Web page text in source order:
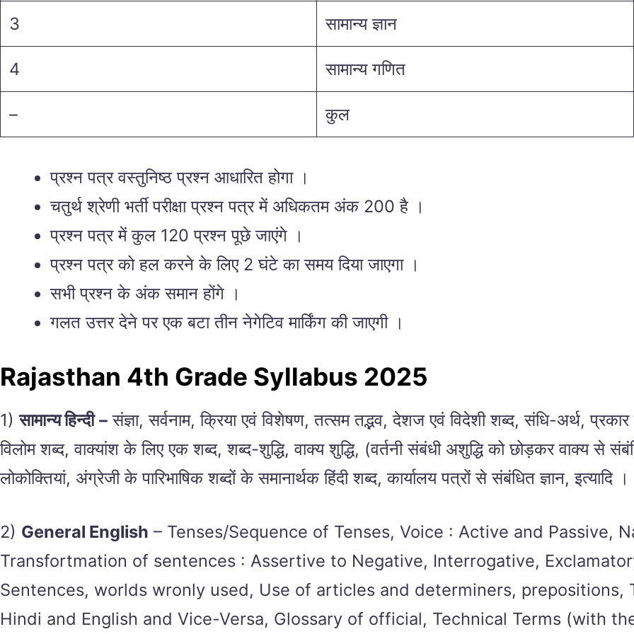
3 सामान्य ज्ञान
4 सामान्य गणित
– कुल
प्रश्न पत्र वस्तुनिष्ठ प्रश्न आधारित होगा ।
चतुर्थ श्रेणी भर्ती परीक्षा प्रश्न पत्र में अधिकतम अंक 200 है ।
प्रश्न पत्र में कुल 120 प्रश्न पूछे जाएंगे ।
प्रश्न पत्र को हल करने के लिए 2 घंटे का समय दिया जाएगा ।
सभी प्रश्न के अंक समान होंगे ।
गलत उत्तर देने पर एक बटा तीन नेगेटिव मार्किंग की जाएगी ।
Rajasthan 4th Grade Syllabus 2025
1)सामान्य हिन्दी – संज्ञा, सर्वनाम, क्रिया एवं विशेषण, तत्सम तद्भव, देशज एवं विदेशी शब्द, संधि-अर्थ, प्रकार
विलोम शब्द, वाक्यांश के लिए एक शब्द, शब्द-शुद्धि, वाक्य शुद्धि, (वर्तनी संबंधी अशुद्धि को छोड़कर वाक्य से
लोकोक्तियां, अंग्रेजी के पारिभाषिक शब्दों के समानार्थक हिंदी शब्द, कार्यालय पत्रों से संबंधित ज्ञान, इत्यादि ।
2) General English – Tenses/Sequence of Tenses, Voice : Active and Passive,
Transfortmation of sentences : Assertive to Negative, Interrogative,
Sentences, worlds wronly used, Use of articles and determiners, prepositions,
Hindi and English and Vice-Versa, Glossary of official, Technical Terms (with